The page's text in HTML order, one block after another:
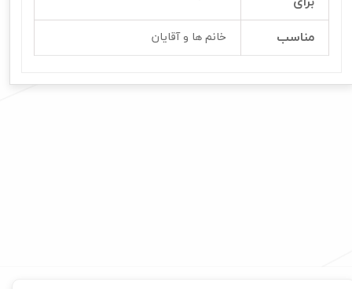
مناسب خانم ها و آقایان